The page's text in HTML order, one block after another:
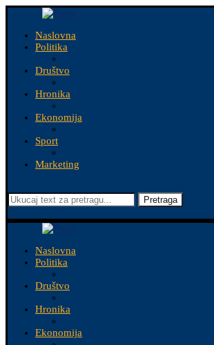
Naslovna
Politika
Društvo
Hronika
Ekonomija
Sport
Marketing
Pretraga
Naslovna
Politika
Društvo
Hronika
Ekonomija